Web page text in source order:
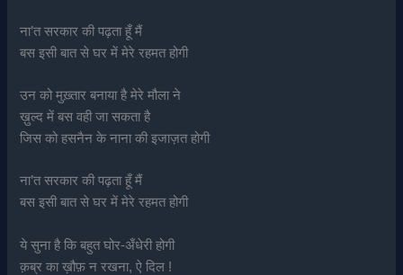
ना’त सरकार की पढ़ता हूँ मैं
बस इसी बात से घर में मेरे रहमत होगी
उन को मुख़्तार बनाया है मेरे मौला ने
ख़ुल्द में बस वही जा सकता है
जिस को हसनैन के नाना की इजाज़त होगी
ना’त सरकार की पढ़ता हूँ मैं
बस इसी बात से घर में मेरे रहमत होगी
ये सुना है कि बहुत घोर-अँधेरी होगी
क़ब्र का ख़ौफ़ न रखना, ऐ दिल !